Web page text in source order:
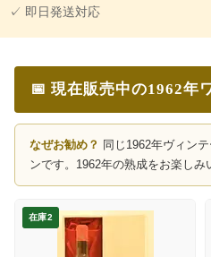
✓ 即日発送対応
📅 現在販売中の1962年
なぜお勧め？ 同じ1962年ヴィン
ンです。1962年の熟成をお楽しみ
在庫2